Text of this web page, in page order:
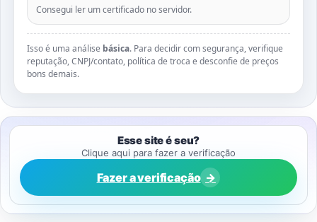
Consegui ler um certificado no servidor.
Isso é uma análise básica. Para decidir com segurança, verifique
reputação, CNPJ/contato, política de troca e desconfie de preços
bons demais.
Esse site é seu?
Clique aqui para fazer a verificação
Fazer a verificação →